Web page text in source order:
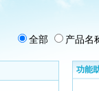
全部 产品名
功能